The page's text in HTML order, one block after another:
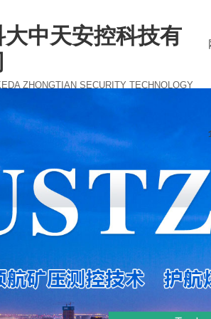
大中天安控科技有
ZHONGTIAN SECURITY TECHNOLOGY